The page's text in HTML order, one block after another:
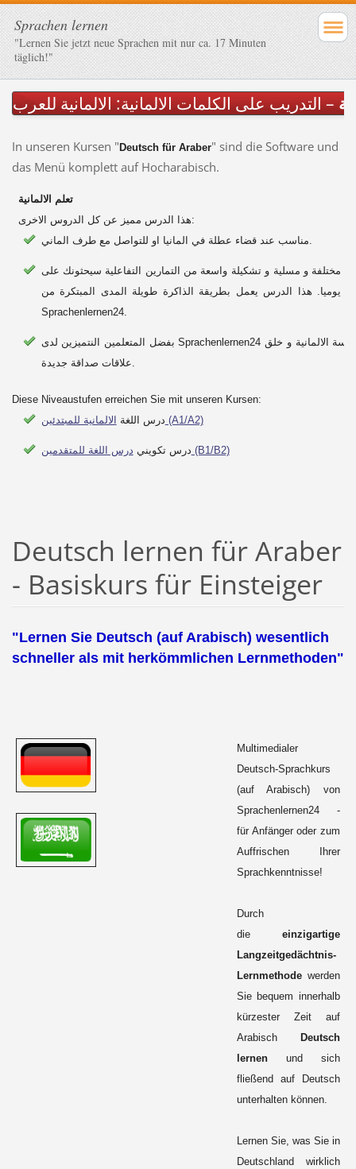
Sprachen lernen
"Lernen Sie jetzt neue Sprachen mit nur ca. 17 Minuten
täglich!"
– التدريب على الكلمات الالمانية: الالمانية للعرب
In unseren Kursen " Deutsch für Araber" sind die Software und
das Menü komplett auf Hocharabisch.
تعلم الالمانية
هذا الدرس مميز عن كل الدروس الاخرى:
مختلفة و مسلية و تشكيلة واسعة من التمارين التفاعلية سيحثونك على
يوميا. هذا الدرس يعمل بطريقة الذاكرة طويلة المدى المبتكرة من
Sprachenlernen24.
بفضل المتعلمين النتميزين لدى Sprachenlernen24 يمكنكم ممارسة الالمانية و خلق
Diese Niveaustufen erreichen Sie mit unseren Kursen:
درس اللغة الالمانية للمبتدئين (A1/A2)
درس تكويني درس اللغة للمتقدمين (B1/B2)
Deutsch lernen für Araber
- Basiskurs für Einsteiger
"Lernen Sie Deutsch (auf Arabisch) wesentlich
schneller als mit herkömmlichen Lernmethoden"
Multimedialer
Deutsch-Sprachkurs
(auf Arabisch) von
Sprachenlernen24 -
für Anfänger oder zum
Auffrischen Ihrer
Sprachkenntnisse!
Durch
die einzigartige
Langzeitgedächtnis-
Lernmethodewerden
Sie bequem innerhalb
kürzester Zeit auf
Arabisch
Deutsch
lernenund sich
fließend auf Deutsch
unterhalten können.
Lernen Sie, was Sie in
Deutschland wirklich